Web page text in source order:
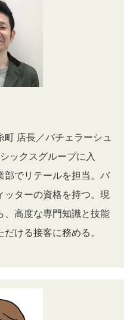
店長／バチェラーシュ
ックスグループに入
部でリテールを担当。バ
ッターの資格を持つ。現
、高度な専門知識と技能
ける接客に務める。